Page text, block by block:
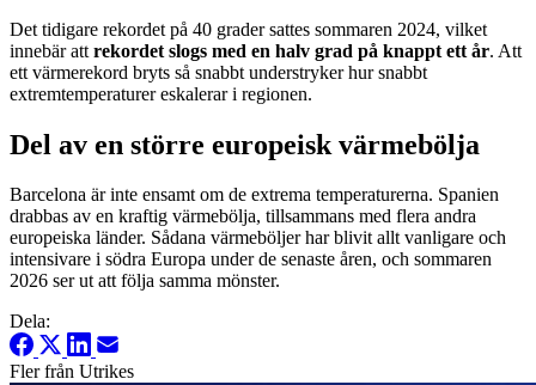
Det tidigare rekordet på 40 grader sattes sommaren 2024, vilket
innebär att rekordet slogs med en halv grad på knappt ett år. Att
ett värmerekord bryts så snabbt understryker hur snabbt
extremtemperaturer eskalerar i regionen.
Del av en större europeisk värmebölja
Barcelona är inte ensamt om de extrema temperaturerna. Spanien
drabbas av en kraftig värmebölja, tillsammans med flera andra
europeiska länder. Sådana värmeböljer har blivit allt vanligare och
intensivare i södra Europa under de senaste åren, och sommaren
2026 ser ut att följa samma mönster.
Dela:
Fler från Utrikes